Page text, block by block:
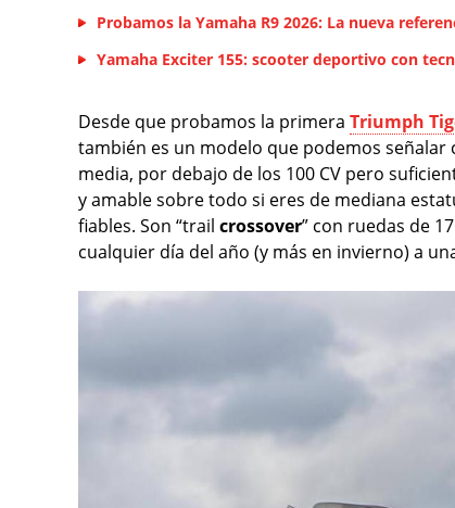
Probamos la Yamaha R9 2026: La nueva
Yamaha Exciter 155: scooter deportivo con
Desde que probamos la primera Triumph
también es un modelo que podemos
media, por debajo de los 100 CV pero
y amable sobre todo si eres de mediana
fiables. Son “trail crossover” con ruedas de
cualquier día del año (y más en invierno) a